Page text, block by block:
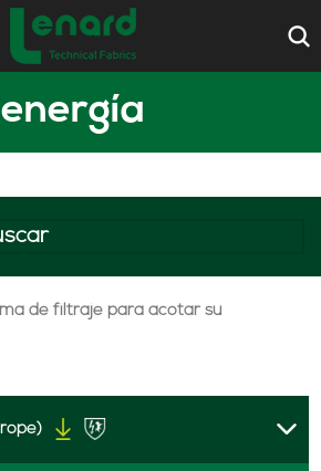
energía
de filtraje para acotar su